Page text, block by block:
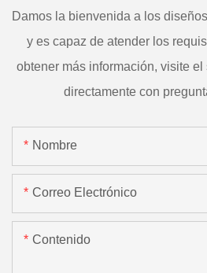
Damos la bienvenida a los
y es capaz de atender los
obtener más información, visite
directamente con
Nombre
Correo Electrónico
Contenido